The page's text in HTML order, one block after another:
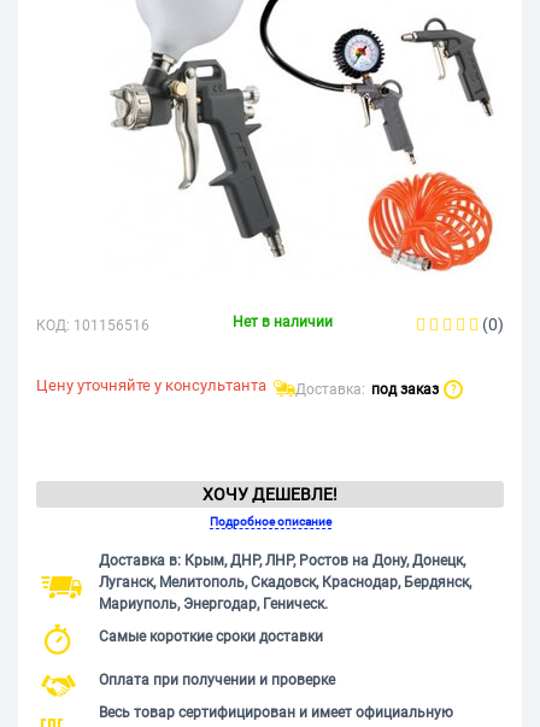
КОД: 101156516 Нет в наличии (0)
Цену уточняйте у консультанта Доставка: под заказ ?
ХОЧУ ДЕШЕВЛЕ!
Подробное описание
Доставка в: Крым, ДНР, ЛНР, Ростов на Дону, Донецк,
Луганск, Мелитополь, Скадовск, Краснодар, Бердянск,
Мариуполь, Энергодар, Геническ.
Самые короткие сроки доставки
Оплата при получении и проверке
Весь товар сертифицирован и имеет официальную